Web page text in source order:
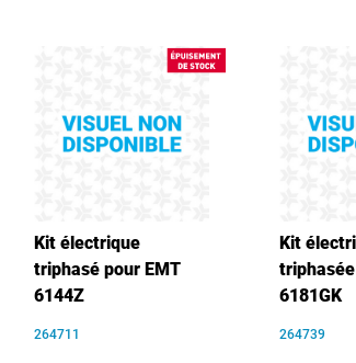
Kit électrique
triphasé pour EMT
6144Z
264711
Kit
6181GK
264739